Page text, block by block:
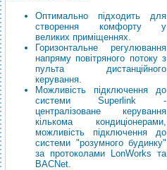
Оптимально підходить для
створення комфорту у
великих приміщеннях.
Горизонтальне регулювання
напряму повітряного потоку з
пульта дистанційного
керування.
Можливість підключення до
системи Superlink -
централізоване керування
кількома кондиціонерами,
можливість підключення до
системи "розумного будинку"
за протоколами LonWorks та
BACNet.